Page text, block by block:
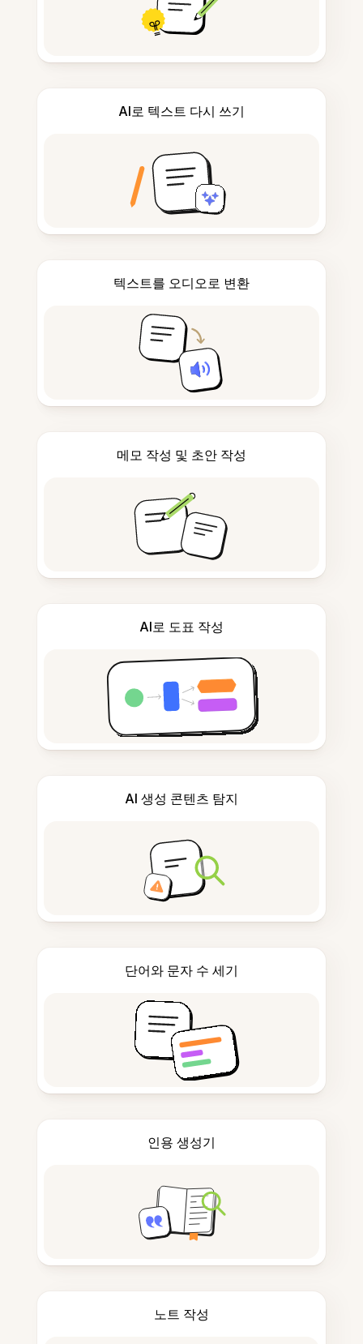
AI로 텍스트 다시 쓰기
텍스트를 오디오로 변환
메모 작성 및 초안 작성
AI로 도표 작성
AI 생성 콘텐츠 탐지
단어와 문자 수 세기
인용 생성기
노트 작성